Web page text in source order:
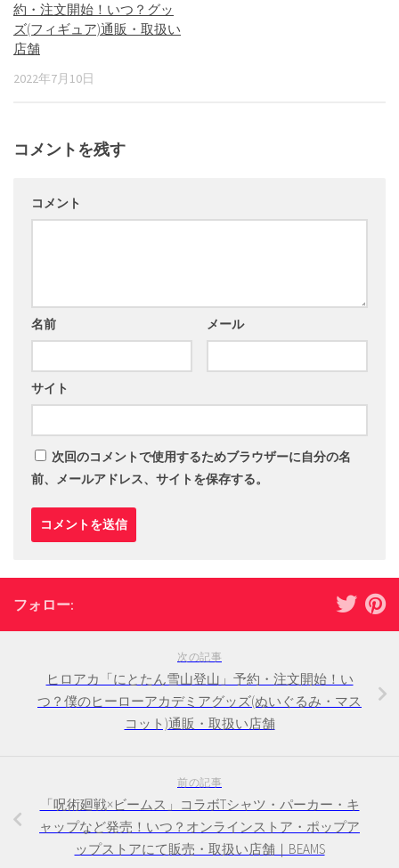
約・注文開始！いつ？グッ
ズ(フィギュア)通販・取扱い
店舗
2022年7月10日
コメントを残す
コメント
名前 メール
サイト
次回のコメントで使用するためブラウザーに自分の名
前、メールアドレス、サイトを保存する。
フォロー:
次の記事
ヒロアカ「にとたん雪山登山」予約・注文開始！い
つ？僕のヒーローアカデミアグッズ(ぬいぐるみ・マス
コット)通販・取扱い店舗
前の記事
「呪術廻戦×ビームス」コラボTシャツ・パーカー・キ
ャップなど発売！いつ？オンラインストア・ポップア
ップストアにて販売・取扱い店舗｜BEAMS